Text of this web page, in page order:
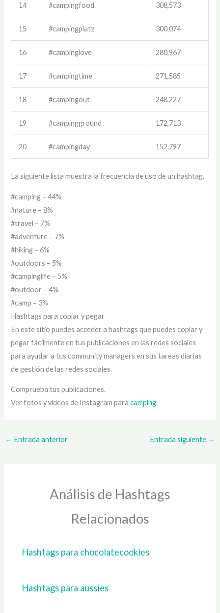
14 #campingfood 308,573
15 #campingplatz 300,074
16 #campinglove 280,967
17 #campingtime 271,585
18 #campingout 248,227
19 #campingground 172,713
20 #campingday 152,797
La siguiente lista muestra la frecuencia de uso de un hashtag.
#camping – 44%
#nature – 8%
#travel – 7%
#adventure – 7%
#hiking – 6%
#outdoors – 5%
#campinglife – 5%
#outdoor – 4%
#camp – 3%
Hashtags para copiar y pegar
En este sitio puedes acceder a hashtags que puedes copiar y
pegar fácilmente en tus publicaciones en las redes sociales
para ayudar a tus community managers en sus tareas diarias
de gestión de las redes sociales.
Comprueba tus publicaciones.
Ver fotos y videos de Instagram paracamping
← Entrada anterior Entrada siguiente →
Análisis de Hashtags
Relacionados
Hashtags para chocolatecookies
Hashtags para aussies